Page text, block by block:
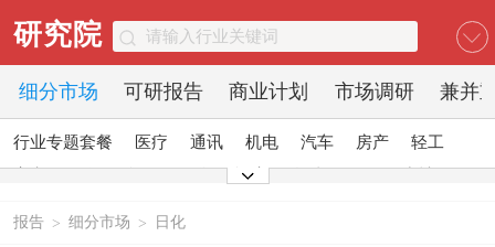
研究院
细分市场 可研报告 商业计划 市场调研 兼并
行业专题套餐 医疗 通讯 机电 汽车 房产
轻工
酒店
报告 > 细分市场 > 日化